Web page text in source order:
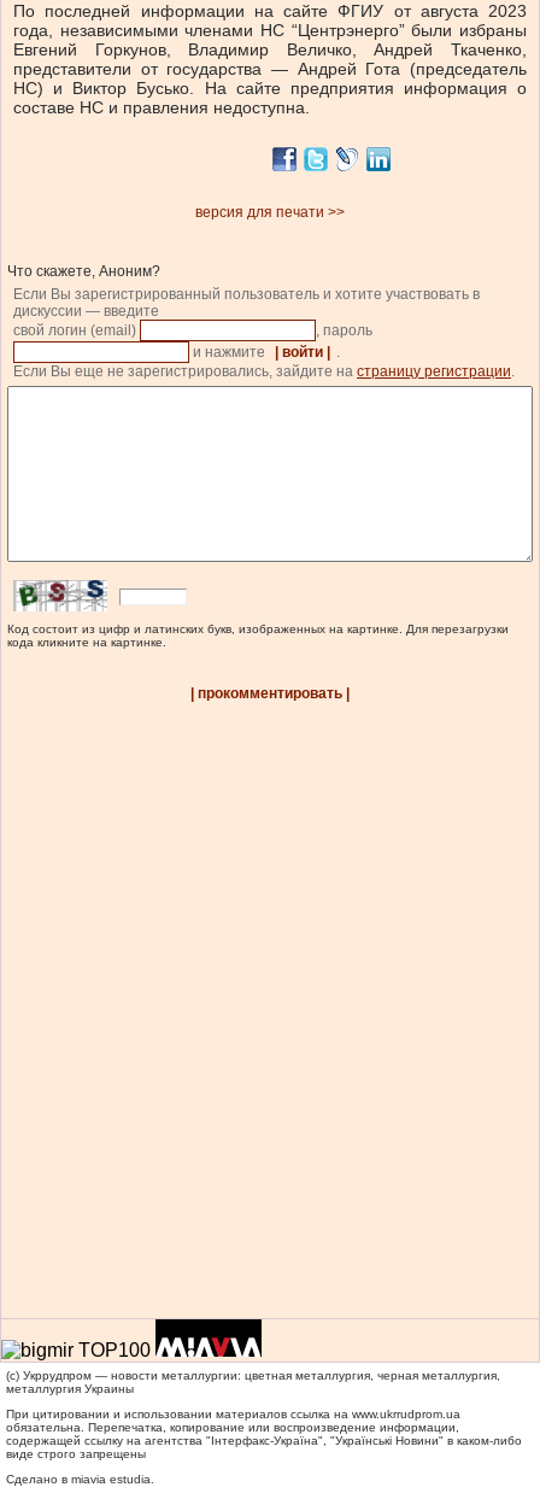
По последней информации на сайте ФГИУ от августа 2023
года, независимыми членами НС “Центрэнерго” были избраны
Евгений Горкунов, Владимир Величко, Андрей Ткаченко,
представители от государства — Андрей Гота (председатель
НС) и Виктор Бусько. На сайте предприятия информация о
составе НС и правления недоступна.
версия для печати >>
Что скажете, Аноним?
Если Вы зарегистрированный пользователь и хотите участвовать в
дискуссии — введите
свой логин (email)
, пароль
и нажмите
| войти |
.
Если Вы еще не зарегистрировались, зайдите на страницу регистрации.
Код состоит из цифр и латинских букв, изображенных на картинке. Для перезагрузки
кода кликните на картинке.
| прокомментировать |
(c) Укррудпром — новости металлургии: цветная металлургия, черная металлургия,
металлургия Украины
При цитировании и использовании материалов ссылка на www.ukrrudprom.ua
обязательна. Перепечатка, копирование или воспроизведение информации,
содержащей ссылку на агентства "Iнтерфакс-Україна", "Українськi Новини" в каком-либо
виде строго запрещены
Сделано в miavia estudia.